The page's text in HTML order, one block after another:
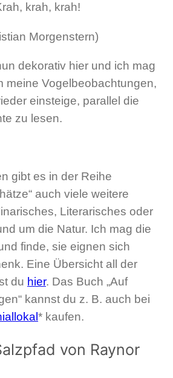
krah, krah!
Morgenstern)
dekorativ hier und ich mag
meine Vogelbeobachtungen,
einsteige, parallel die
zu lesen.
gibt es in der Reihe
auch viele weitere
Literarisches oder
um die Natur. Ich mag die
finde, sie eignen sich
Eine Übersicht all der
du hier. Das Buch „Auf
kannst du z. B. auch bei
* kaufen.
von Raynor